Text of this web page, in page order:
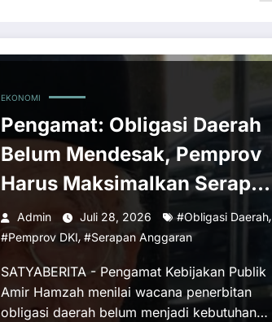
EKONOMI
Pengamat: Obligasi Daerah
Belum Mendesak, Pemprov
Harus Maksimalkan Serapan
Anggaran
Admin Juli 28, 2026 #Obligasi Daerah,
#Pemprov DKI, #Serapan Anggaran
SATYABERITA - Pengamat Kebijakan Publik
Amir Hamzah menilai wacana penerbitan
obligasi daerah belum menjadi kebutuhan…